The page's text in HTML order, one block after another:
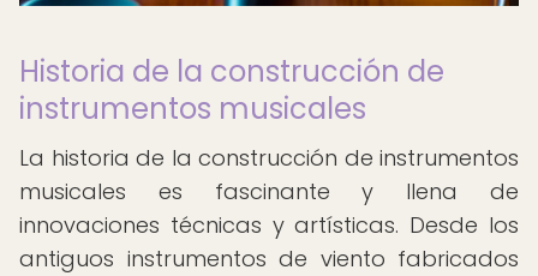
Historia de la construcción de
instrumentos musicales
La historia de la construcción de instrumentos
musicales es fascinante y llena de
innovaciones técnicas y artísticas. Desde los
antiguos instrumentos de viento fabricados